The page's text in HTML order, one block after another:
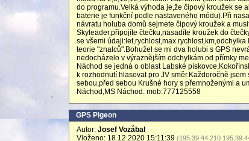
do programu.Velká výhoda je,že čipový kroužek se
baterie je funkční podle nastaveného módu).Při
návratu holuba domů sejmete čipový kroužek a
Skyleader,připojíte čtečku,nasadíte kroužek do
se všemi
teorie "znalců".Bohužel se mi dva holubi s GPS
nedocházelo v výraznějším odchylkám od přímky
Náchod se jedná o oblast Labské
k rozhodnutí hlasovat pro JV směr.Každoročně
sebou,před sebou Krušné hory s přemnoženými a
Náchod,MS Náchod. mob:777125558
GPS Pigeon
Autor: Josef Vozábal
Vloženo: 18.12.2020 15:11:39 (195.39.44.210